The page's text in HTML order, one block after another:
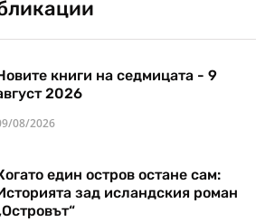
книги на седмицата - 9
2026
08/2026
един остров остане сам:
зад исландския роман